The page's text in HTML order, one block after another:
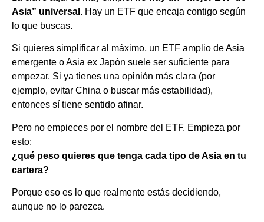
Asia” universal . Hay un ETF que encaja contigo según
lo que buscas.
Si quieres simplificar al máximo, un ETF amplio de Asia
emergente o Asia ex Japón suele ser suficiente para
empezar. Si ya tienes una opinión más clara (por
ejemplo, evitar China o buscar más estabilidad),
entonces sí tiene sentido afinar.
Pero no empieces por el nombre del ETF. Empieza por
esto:
¿qué peso quieres que tenga cada tipo de Asia en tu
cartera?
Porque eso es lo que realmente estás decidiendo,
aunque no lo parezca.